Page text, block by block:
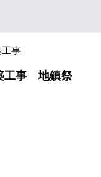
事
工事 地鎮祭